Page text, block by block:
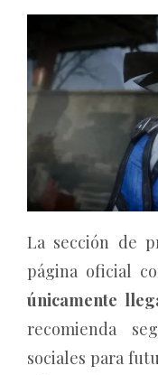
La sección de
página oficial
únicamente
recomienda
sociales para